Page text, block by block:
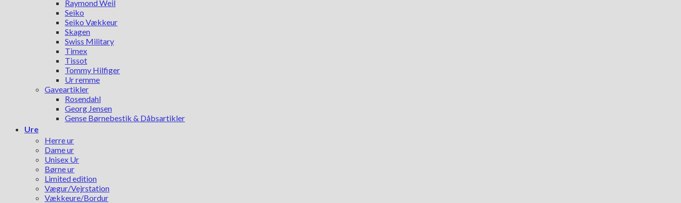
Raymond Weil
Seiko
Seiko Vækkeur
Skagen
Swiss Military
Timex
Tissot
Tommy Hilfiger
Ur remme
Gaveartikler
Rosendahl
Georg Jensen
Gense Børnebestik & Dåbsartikler
Ure
Herre ur
Dame ur
Unisex Ur
Børne ur
Limited edition
Vægur/Vejrstation
Vækkeure/Bordur